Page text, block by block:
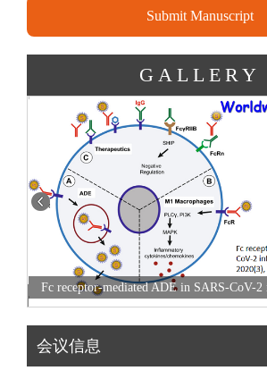
Submit Manuscript
GALLERY
Fc receptor-mediated ADE in SARS-CoV-
Virol Sin.
会议信息